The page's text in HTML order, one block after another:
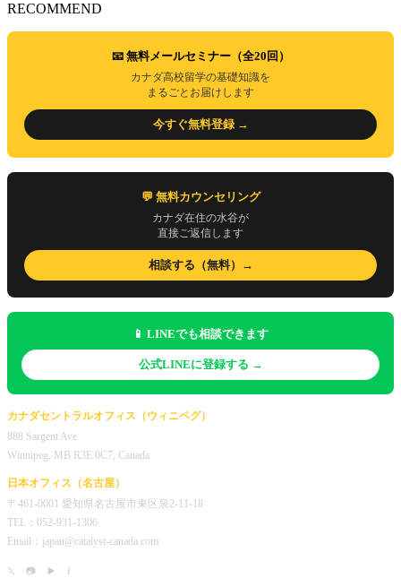
RECOMMEND
📧 無料メールセミナー（全20回）
カナダ高校留学の基礎知識を
まるごとお届けします
今すぐ無料登録 →
💬 無料カウンセリング
カナダ在住の水谷が
直接ご返信します
相談する（無料）→
📱 LINEでも相談できます
公式LINEに登録する →
カナダセントラルオフィス（ウィニペグ）
888 Sargent Ave
Winnipeg, MB R3E 0C7, Canada
日本オフィス（名古屋）
〒461-0001 愛知県名古屋市東区泉2-11-18
TEL：052-931-1306
Email：japan@catalyst-canada.com
𝕏 📷 ▶ f